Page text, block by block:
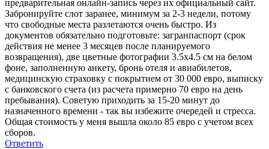
предварительная онлайн-запись через их официальный сайт.
Забронируйте слот заранее, минимум за 2-3 недели, потому
что свободные места разлетаются очень быстро. Из
документов обязательно подготовьте: загранпаспорт (срок
действия не менее 3 месяцев после планируемого
возвращения), две цветные фотографии 3.5х4.5 см на белом
фоне, заполненную анкету, бронь отеля и авиабилетов,
медицинскую страховку с покрытием от 30 000 евро, выписку
с банковского счета (из расчета примерно 70 евро на день
пребывания). Советую приходить за 15-20 минут до
назначенного времени - так вы избежите очередей и стресса.
Общая стоимость у меня вышла около 85 евро с учетом всех
сборов.
Ответить